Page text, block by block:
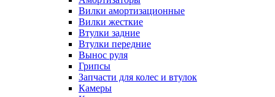
Вилки амортизационные
Вилки жесткие
Втулки задние
Втулки передние
Вынос руля
Грипсы
Запчасти для колес и втулок
Камеры